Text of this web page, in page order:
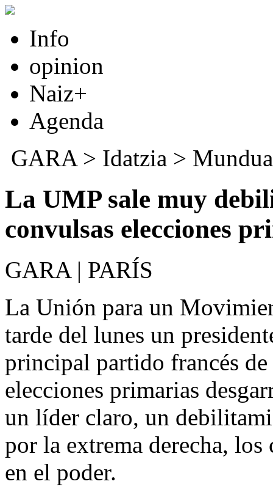
Info
opinion
Naiz+
Agenda
GARA> Idatzia > Mundua
La UMP sale muy
convulsas elecciones
GARA | PARÍS
La Unión para un
tarde del lunes un
principal partido francés de
elecciones primarias
un líder claro, un
por la extrema derecha,
en el poder.